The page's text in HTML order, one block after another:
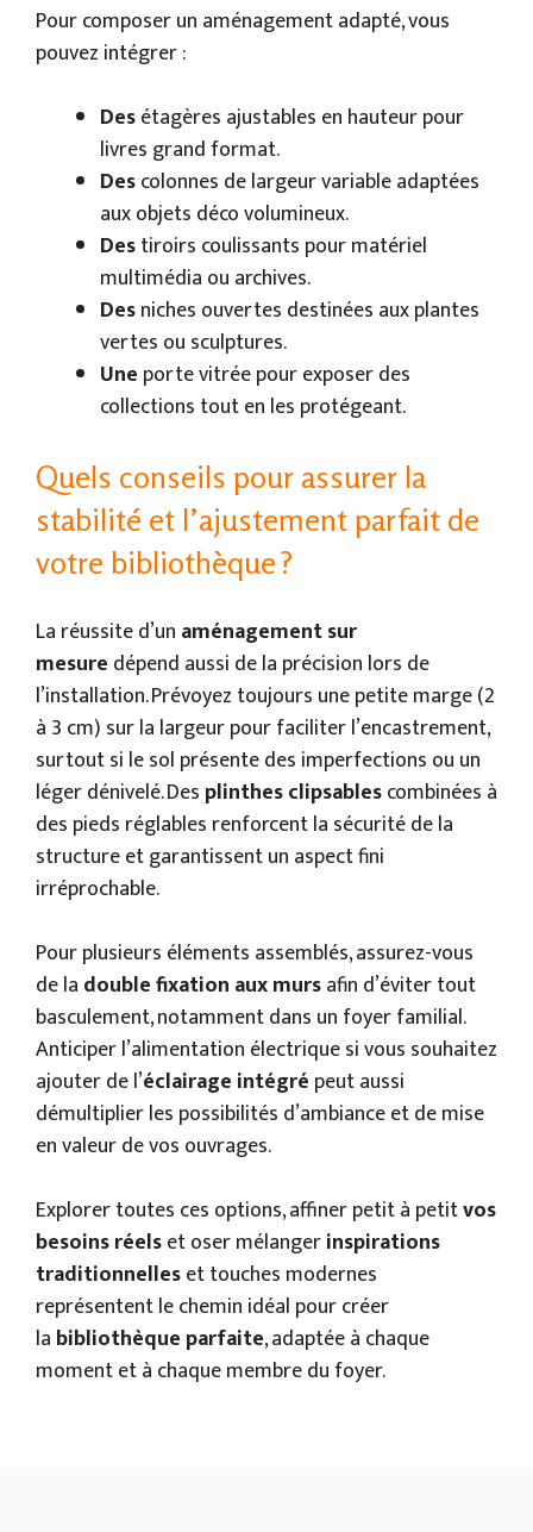
Pour composer un aménagement adapté, vous
pouvez intégrer :
Desétagères ajustables en hauteur pour
livres grand format.
Descolonnes de largeur variable adaptées
aux objets déco volumineux.
Destiroirs coulissants pour matériel
multimédia ou archives.
Desniches ouvertes destinées aux plantes
vertes ou sculptures.
Une porte vitrée pour exposer des
collections tout en les protégeant.
Quels conseils pour assurer la
stabilité et l’ajustement parfait de
votre bibliothèque ?
La réussite d’un aménagement sur
mesure dépend aussi de la précision lors de
l’installation. Prévoyez toujours une petite marge (2
à 3 cm) sur la largeur pour faciliter l’encastrement,
surtout si le sol présente des imperfections ou un
léger dénivelé. Des plinthes clipsablescombinées à
des pieds réglables renforcent la sécurité de la
structure et garantissent un aspect fini
irréprochable.
Pour plusieurs éléments assemblés, assurez-vous
de la double fixation aux mursafin d’éviter tout
basculement, notamment dans un foyer familial.
Anticiper l’alimentation électrique si vous souhaitez
ajouter de l’éclairage intégré peut aussi
démultiplier les possibilités d’ambiance et de mise
en valeur de vos ouvrages.
Explorer toutes ces options, affiner petit à petitvos
besoins réelset oser mélangerinspirations
traditionnelleset touches modernes
représentent le chemin idéal pour créer
la bibliothèque parfaite, adaptée à chaque
moment et à chaque membre du foyer.